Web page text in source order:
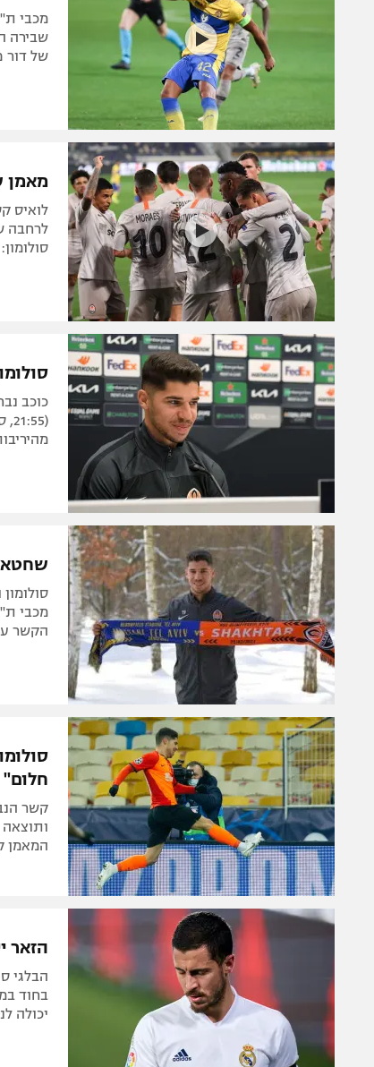
מכבי
שבירה
של דור
מאמן
לרחבה
כוכב
שחטאר
הקשר
חלום"
קשר
ותוצאה
המאמן
הזאר
הבלגי
יכולה